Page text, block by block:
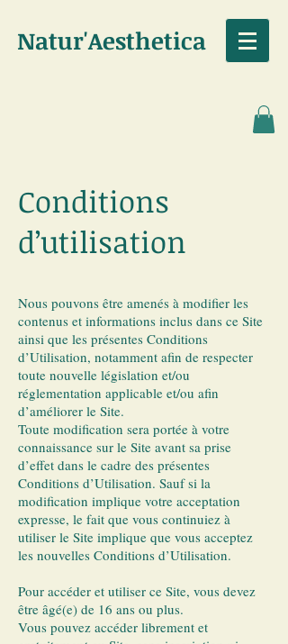
Natur'Aesthetica
Conditions
d’utilisation
Nous pouvons être amenés à modifier les
contenus et informations inclus dans ce Site
ainsi que les présentes Conditions
d’Utilisation, notamment afin de respecter
toute nouvelle législation et/ou
réglementation applicable et/ou afin
d’améliorer le Site.
Toute modification sera portée à votre
connaissance sur le Site avant sa prise
d’effet dans le cadre des présentes
Conditions d’Utilisation. Sauf si la
modification implique votre acceptation
expresse, le fait que vous continuiez à
utiliser le Site implique que vous acceptez
les nouvelles Conditions d’Utilisation.
Pour accéder et utiliser ce Site, vous devez
être âgé(e) de 16 ans ou plus.
Vous pouvez accéder librement et